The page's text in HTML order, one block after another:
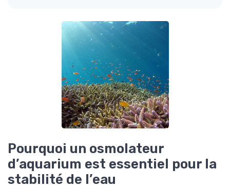
Pourquoi un osmolateur
d’aquarium est essentiel pour la
stabilité de l’eau